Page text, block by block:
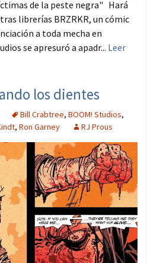
de la peste negra" Hará
librerías BRZRKR, un cómic
a toda mecha en
se apresuró a apadr... Leer
los dientes
Bill Crabtree, BOOM! Studios,
, Ron Garney RJ Prous